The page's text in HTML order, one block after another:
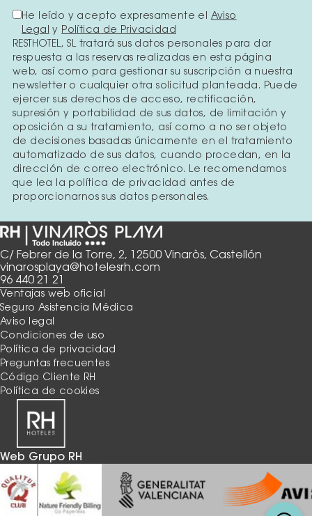
C/ Febrer de la Torre, 2, 12500 Vinaròs, Castellón
vinarosplaya@hotelesrh.com
96 440 21 21
He leído y acepto expresamente el Aviso
Legal
y Política de Privacidad
RESTHOTEL, SL tratará sus datos personales para dar
respuesta a las reservas realizadas en esta página
web, así como para gestionar su suscripción a nuestra
newsletter o cualquier otra solicitud planteada. Puede
ejercer sus derechos de acceso, rectificación,
supresión y portabilidad de sus datos, de limitación y
oposición a su tratamiento, así como a no ser objeto
de decisiones basadas únicamente en el tratamiento
automatizado de sus datos, cuando procedan, en la
dirección de correo electrónico. Le recomendamos
que lea la política de privacidad antes de
proporcionarnos sus datos personales.
Ventajas web oficial
Seguro Asistencia Médica
Aviso legal
Condiciones de uso
Política de privacidad
Preguntas frecuentes
Código Cliente RH
Política de cookies
Web Grupo RH